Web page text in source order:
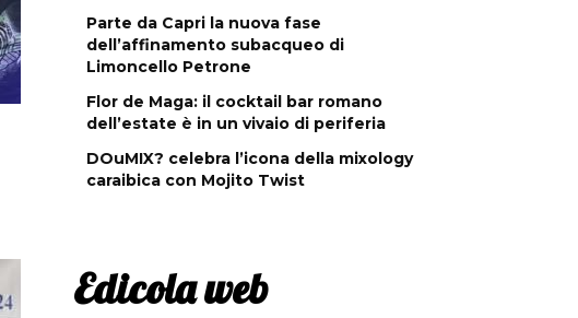
Parte da Capri la nuova fase
dell’affinamento subacqueo di
Limoncello Petrone
Flor de Maga: il cocktail bar romano
dell’estate è in un vivaio di periferia
DOuMIX? celebra l’icona della mixology
caraibica con Mojito Twist
Edicola web